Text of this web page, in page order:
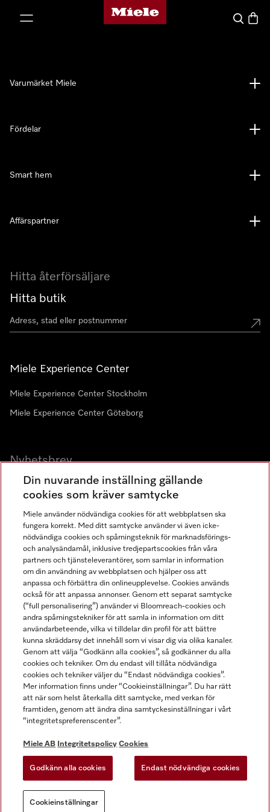
Mieles hemsida
Sök
Hitta återförsäljare
Hitta butik
Miele Experience Center
Miele Experience Center Stockholm
Miele Experience Center Göteborg
Nyhetsbrev
Gå med i vår gemenskap
Varumärket Miele
Fördelar
Smart hem
Affärspartner
Miele AB
Allmänna villkor
Användarvillkor
Miele tillgänglighetsförklaring
Lagen om digitala tjänster
Miele på LinkedIn
Miele på Facebook
Miele på Instagram
Miele på Youtube
Din nuvarande inställning gällande
cookies som kräver samtycke
Miele använder nödvändiga cookies för att webbplatsen ska
fungera korrekt. Med ditt samtycke använder vi även icke-
nödvändiga cookies och spårningsteknik för marknadsförings-
och analysändamål, inklusive tredjepartscookies från våra
partners och tjänsteleverantörer, som samlar in information
om din användning av webbplatsen och hjälper oss att
anpassa och förbättra din onlineupplevelse. Cookies används
också för att anpassa annonser. Genom ett separat samtycke
(“full personalisering”) använder vi Bloomreach-cookies och
andra spårningstekniker för att samla in information om ditt
användarbeteende, vilka vi tilldelar din profil för att bättre
kunna skräddarsy det innehåll som vi visar dig via olika kanaler.
Genom att välja “Godkänn alla cookies”, så godkänner du alla
cookies och tekniker. Om du endast vill tillåta nödvändiga
cookies och tekniker väljer du “Endast nödvändiga cookies”.
Mer information finns under “Cookieinställningar”. Du har rätt
att när som helst återkalla ditt samtycke, med verkan för
framtiden, genom att ändra dina samtyckesinställningar i vårt
“integritetspreferenscenter”.
Miele AB Integritetspolicy Cookies
Godkänn alla cookies Endast nödvändiga cookies
Cookieinställningar